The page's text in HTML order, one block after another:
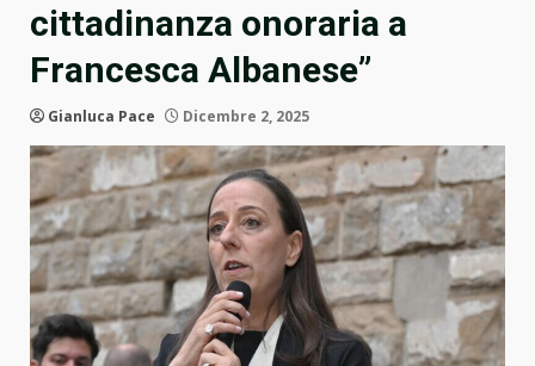
cittadinanza onoraria a
Francesca Albanese”
Gianluca Pace Dicembre 2, 2025